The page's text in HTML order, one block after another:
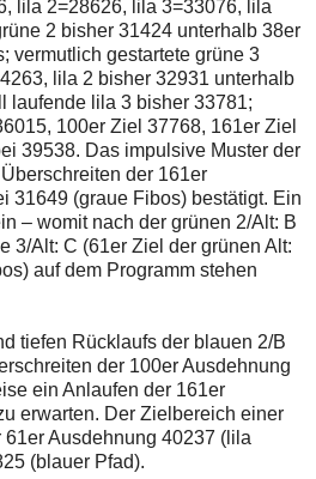
lila 2=28626, lila 3=33076, lila
2 bisher 31424 unterhalb 38er
vermutlich gestartete grüne 3
lila 2 bisher 32931 unterhalb
laufende lila 3 bisher 33781;
100er Ziel 37768, 161er Ziel
39538. Das impulsive Muster der
der 161er
31649 (graue Fibos) bestätigt. Ein
– womit nach der grünen 2/Alt: B
3/Alt: C (61er Ziel der grünen Alt:
auf dem Programm stehen
tiefen Rücklaufs der blauen 2/B
der 100er Ausdehnung
ein Anlaufen der 161er
erwarten. Der Zielbereich einer
Ausdehnung 40237 (lila
(blauer Pfad).